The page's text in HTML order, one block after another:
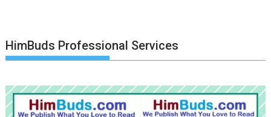
HimBuds Professional Services